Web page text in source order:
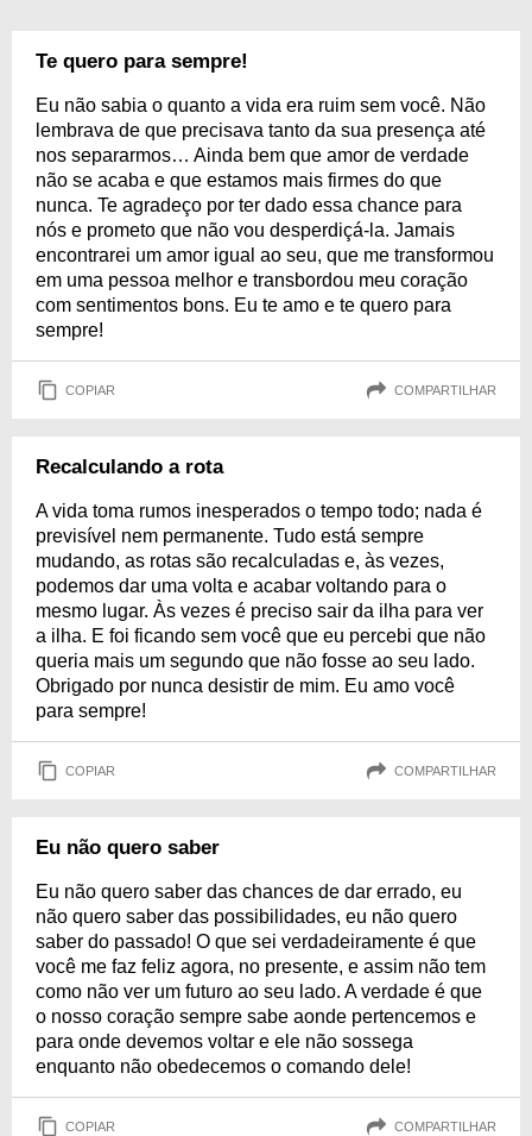
Te quero para sempre!
Eu não sabia o quanto a vida era ruim sem você. Não
lembrava de que precisava tanto da sua presença até
nos separarmos… Ainda bem que amor de verdade
não se acaba e que estamos mais firmes do que
nunca. Te agradeço por ter dado essa chance para
nós e prometo que não vou desperdiçá-la. Jamais
encontrarei um amor igual ao seu, que me transformou
em uma pessoa melhor e transbordou meu coração
com sentimentos bons. Eu te amo e te quero para
sempre!
COPIAR COMPARTILHAR
Recalculando a rota
A vida toma rumos inesperados o tempo todo; nada é
previsível nem permanente. Tudo está sempre
mudando, as rotas são recalculadas e, às vezes,
podemos dar uma volta e acabar voltando para o
mesmo lugar. Às vezes é preciso sair da ilha para ver
a ilha. E foi ficando sem você que eu percebi que não
queria mais um segundo que não fosse ao seu lado.
Obrigado por nunca desistir de mim. Eu amo você
para sempre!
COPIAR COMPARTILHAR
Eu não quero saber
Eu não quero saber das chances de dar errado, eu
não quero saber das possibilidades, eu não quero
saber do passado! O que sei verdadeiramente é que
você me faz feliz agora, no presente, e assim não tem
como não ver um futuro ao seu lado. A verdade é que
o nosso coração sempre sabe aonde pertencemos e
para onde devemos voltar e ele não sossega
enquanto não obedecemos o comando dele!
COPIAR COMPARTILHAR